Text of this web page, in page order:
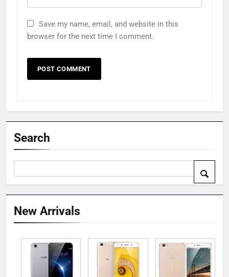
Save my name, email, and website in this
browser for the next time I comment.
Search
New Arrivals